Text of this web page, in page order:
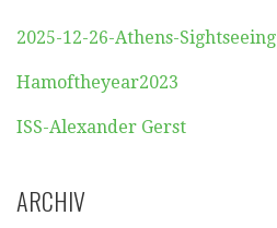
2025-12-26-Athens-Sightseeing
Hamoftheyear2023
ISS-Alexander Gerst
ARCHIV